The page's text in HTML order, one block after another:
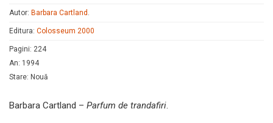
Autor: Barbara Cartland .
Editura: Colosseum 2000
Pagini: 224
An: 1994
Stare: Nouă
Barbara Cartland – Parfum de trandafiri.